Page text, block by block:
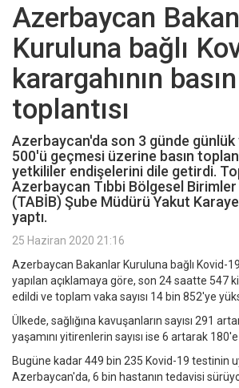
Azerbaycan
Kuruluna bağlı
karargahının basın
toplantısı
Azerbaycan'da son 3 günde günlük
500'ü geçmesi üzerine basın
yetkililer endişelerini dile getirdi.
Azerbaycan Tıbbi Bölgesel
(TABİB) Şube Müdürü Yakut
yaptı.
25 Haziran 2020 21:16
Azerbaycan Bakanlar Kuruluna bağlı Kovid-
yapılan açıklamaya göre, son 24 saatte 547
edildi ve toplam vaka sayısı 14 bin 852'ye
Ülkede, sağlığına kavuşanların sayısı 291
yaşamını yitirenlerin sayısı ise 6 artarak 180'e
Bugüne kadar 449 bin 235 Kovid-19 testinin
Azerbaycan'da, 6 bin hastanın tedavisi